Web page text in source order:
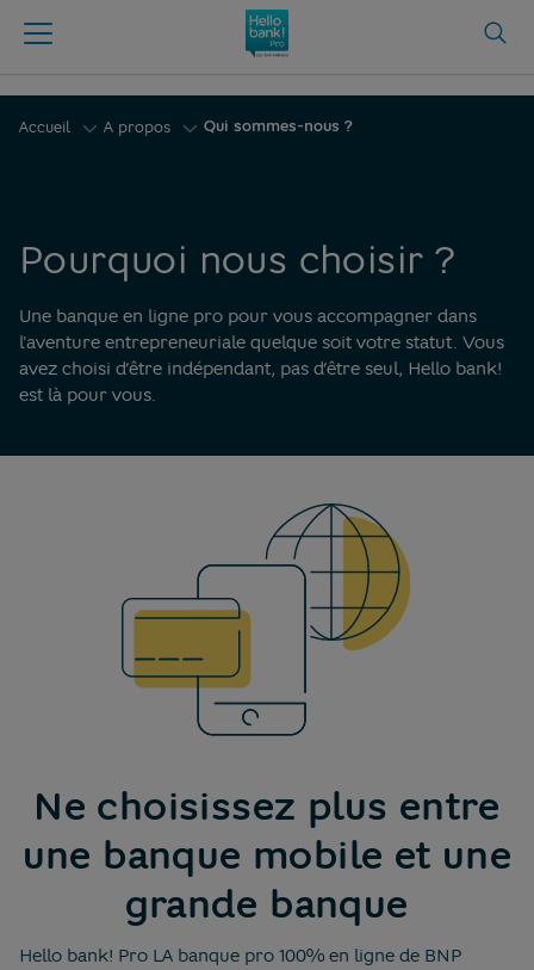
Accueil A propos Qui sommes-nous ?
Pourquoi nous choisir ?
Une banque en ligne pro pour vous accompagner dans
l'aventure entrepreneuriale quelque soit votre statut. Vous
avez choisi d’être indépendant, pas d’être seul, Hello bank!
est là pour vous.
Ne choisissez plus entre
une banque mobile et une
grande banque
Hello bank! Pro LA banque pro 100% en ligne de BNP